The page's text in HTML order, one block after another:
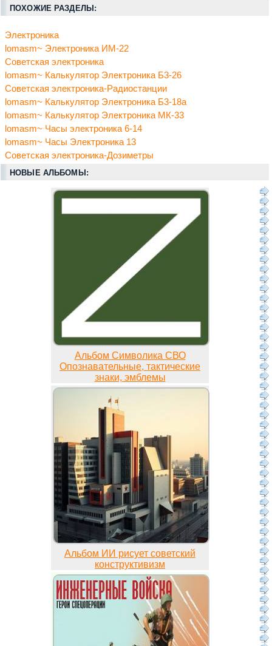
ПОХОЖИЕ РАЗДЕЛЫ:
Электроника
lomasm~ Электроника ИМ-22
Советская электроника
lomasm~ Калькулятор Электроника Б3-26
Советская электроника-Радиостанции
lomasm~ Калькулятор Электроника Б3-18а
lomasm~ Калькулятор Электроника МК-33
lomasm~ Часы электроника 6-14
lomasm~ Часы Электроника 13
Советская электроника-Дозиметры
НОВЫЕ АЛЬБОМЫ:
Альбом Символика СВО
Опознавательные, тактические
знаки, эмблемы
Альбом ИИ рисует советский
конструктивизм